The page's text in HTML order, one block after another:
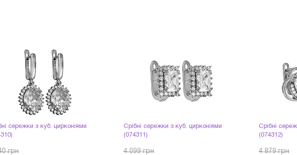
сережки з куб. цирконіями
грн
Срібні сережки з куб. цирконіями
(074311)
4 099 грн
Срібні
(074312)
4 879 грн